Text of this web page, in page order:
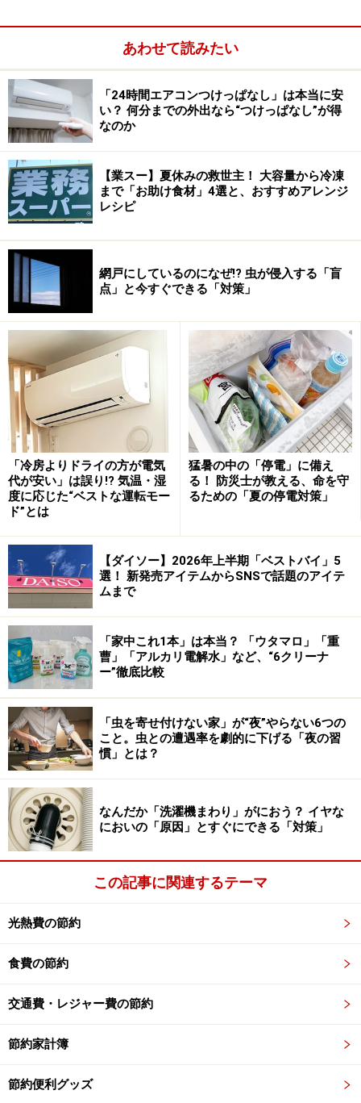
ガラス一枚の窓ならば、レースのカーテン一枚だけでもずいぶんと差
よしずを利用したり、外に打ち水をしたりするのも効果的です。
また外から帰ってきて、すぐにエアコンのスイッチを入れるのは×。
まず換気をして、部屋の中の熱気を外に出してからエアコンをかけた
方が、すばやく部屋を冷やすことができます。
次に室外機です。
室外機は熱交換をする重要な部分。その室外機が直射日光にさらされ
す。
直射日光が当たる環境に室外機が置かれている場合は、室外機の上に
日よけを作ったり、板をのせるなどの工夫が必要です。
ですが、室外機はカバーなどで覆ってはいけません。
放熱が十分できなくなってしまうので、室外機はカバーで覆ったり、
周囲に障害物を置いたりしないようにしましょう。
次はエアコン内部からの節電方法をご紹介します⇒次ページへ
※記事内容は執筆時点のものです。最新の内容をご確認くださ
い。
次のページへ
あわせて読みたい
「24時間エアコンつけっぱなし」は本当に安
い？ 何分までの外出なら“つけっぱなし”が得
なのか
【業スー】夏休みの救世主！ 大容量から冷凍
まで「お助け食材」4選と、おすすめアレンジ
レシピ
網戸にしているのになぜ!? 虫が侵入する「盲
点」と今すぐできる「対策」
「冷房よりドライの方が電気
代が安い」は誤り!? 気温・湿
度に応じた“ベストな運転モー
ド”とは
猛暑の中の「停電」に備え
る！ 防災士が教える、命を守
るための「夏の停電対策」
【ダイソー】2026年上半期「ベストバイ」5
選！ 新発売アイテムからSNSで話題のアイテ
ムまで
「家中これ1本」は本当？ 「ウタマロ」「重
曹」「アルカリ電解水」など、“6クリーナ
ー”徹底比較
「虫を寄せ付けない家」が“夜”やらない6つの
こと。虫との遭遇率を劇的に下げる「夜の習
慣」とは？
なんだか「洗濯機まわり」がにおう？ イヤな
においの「原因」とすぐにできる「対策」
この記事に関連するテーマ
光熱費の節約
食費の節約
交通費・レジャー費の節約
節約家計簿
節約便利グッズ